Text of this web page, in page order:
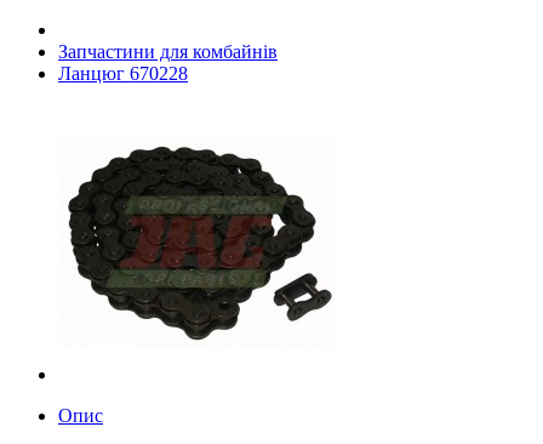
Запчастини для комбайнів
Ланцюг 670228
Опис